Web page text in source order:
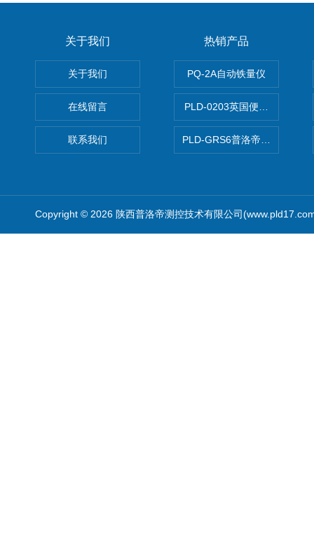
关于我们
关于我们
在线留言
联系我们
热销产品
PQ-2A自动铁量仪
PLD-0203英国便携式油品颗
PLD-GRS6普洛帝全自动微量
Copyright © 2026 陕西普洛帝测控技术有限公司